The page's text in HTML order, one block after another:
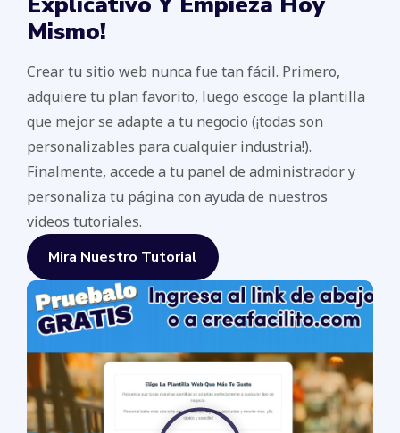
Mismo!
Crear tu sitio web nunca fue tan fácil. Primero,
adquiere tu plan favorito, luego escoge la plantilla
que mejor se adapte a tu negocio (¡todas son
personalizables para cualquier industria!).
Finalmente, accede a tu panel de administrador y
personaliza tu página con ayuda de nuestros
videos tutoriales.
Mira Nuestro Tutorial